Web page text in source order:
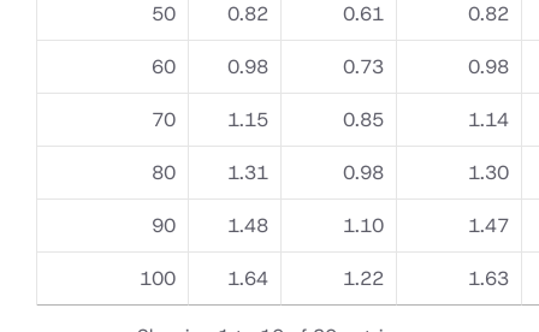
50 0.82 0.61 0.82
60 0.98 0.73 0.98
70 1.15 0.85 1.14
80 1.31 0.98 1.30
90 1.48 1.10 1.47
100 1.64 1.22 1.63